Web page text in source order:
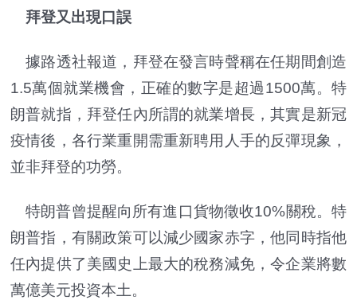
拜登又出現口誤
據路透社報道，拜登在發言時聲稱在任期間創造
1.5萬個就業機會，正確的數字是超過1500萬。特
朗普就指，拜登任內所謂的就業增長，其實是新冠
疫情後，各行業重開需重新聘用人手的反彈現象，
並非拜登的功勞。
特朗普曾提醒向所有進口貨物徵收10%關稅。特
朗普指，有關政策可以減少國家赤字，他同時指他
任內提供了美國史上最大的稅務減免，令企業將數
萬億美元投資本土。